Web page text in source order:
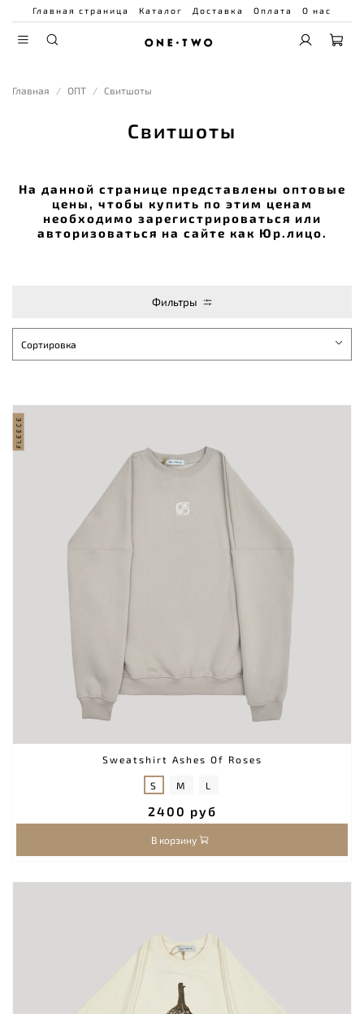
Главная страница Каталог Доставка Оплата О нас
Главная ОПТ Свитшоты
Свитшоты
На данной странице представлены оптовые
цены, чтобы купить по этим ценам
необходимо зарегистрироваться или
авторизоваться на сайте как Юр.лицо.
Фильтры
FLEECE
Sweatshirt Ashes Of Roses
S M L
2400 руб
В корзину